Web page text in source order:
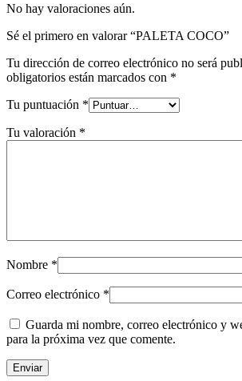
No hay valoraciones aún.
Sé el primero en valorar “PALETA COCO”
Tu dirección de correo electrónico no será
obligatorios están marcados con *
Tu puntuación *
Tu valoración *
Nombre *
Correo electrónico *
Guarda mi nombre, correo electrónico y
para la próxima vez que comente.